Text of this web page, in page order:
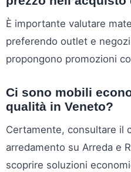
È importante valutare
preferendo outlet e
propongono promozioni
Ci sono mobili
qualità in Veneto?
Certamente, consultare il
arredamento su Arreda e
scoprire soluzioni